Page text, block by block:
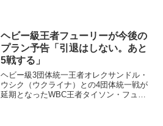
ヘビー級王者フューリーが今後の
プラン予告「引退はしない。あと
5戦する」
ヘビー級3団体統一王者オレクサンドル・
ウシク（ウクライナ）との4団体統一戦が
延期となったWBC王者タイソン・フュー